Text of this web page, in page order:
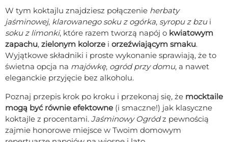
W tym koktajlu znajdziesz połączenie herbaty
jaśminowej, klarowanego soku z ogórka, syropu z bzui
soku z limonki, które razem tworzą napój o kwiatowym
zapachu, zielonym kolorze i orzeźwiającym smaku.
Wyjątkowe składniki i proste wykonanie sprawiają, że to
świetna opcja na majówkę, ogród przy domu, a nawet
eleganckie przyjęcie bez alkoholu.
Poznaj przepis krok po kroku i przekonaj się, że mocktaile
mogą być równie efektowne (i smaczne!) jak klasyczne
koktajle z procentami. Jaśminowy Ogródz pewnością
zajmie honorowe miejsce w Twoim domowym